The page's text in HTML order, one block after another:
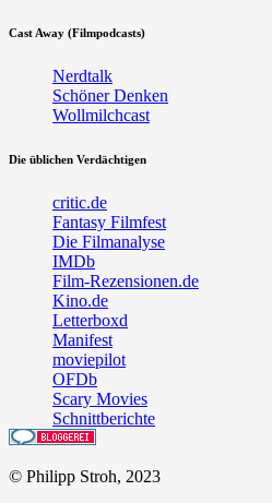
Cast Away (Filmpodcasts)
Nerdtalk
Schöner Denken
Wollmilchcast
Die üblichen Verdächtigen
critic.de
Fantasy Filmfest
Die Filmanalyse
IMDb
Film-Rezensionen.de
Kino.de
Letterboxd
Manifest
moviepilot
OFDb
Scary Movies
Schnittberichte
© Philipp Stroh, 2023